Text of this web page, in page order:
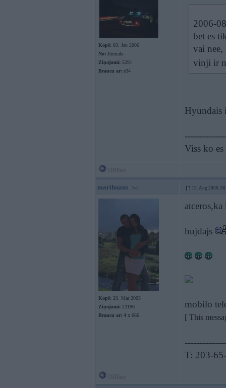
Kopš: 03. Jan 2006
No: Jūrmala
Ziņojumi: 5291
Braucu ar: e34
2006-
bet es
vai nee,
vinji ir
Hyundais
Viss ko
marihuans 15. Aug 2006,
Kopš: 29. Mar 2005
Ziņojumi: 23186
Braucu ar: 4 x 666
hujdajs
mobilo
[ This
T: 203-